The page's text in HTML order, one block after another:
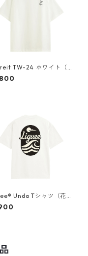
TW-24 ホワイト（刺
Unda Tシャツ（花ロ
&バックプリント）